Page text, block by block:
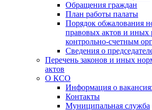
Обращения граждан
План работы палаты
Порядок обжалования
правовых актов и
контрольно-счетным
Сведения о
Перечень законов и иных
актов
О КСО
Информация о
Контакты
Муниципальная служба